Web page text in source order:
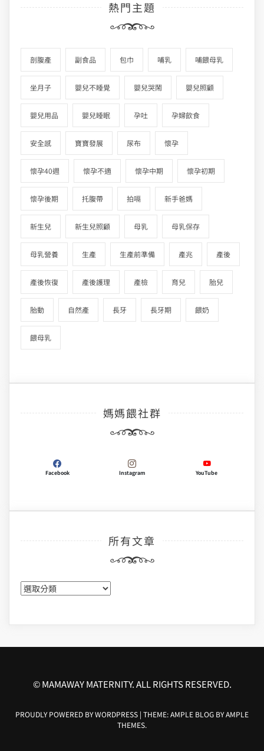
熱門主題
剖腹產 副食品 包巾 哺乳 哺餵母乳
坐月子 嬰兒不睡覺 嬰兒哭鬧 嬰兒照顧
嬰兒用品 嬰兒睡眠 孕吐 孕婦飲食
安全感 寶寶發展 尿布 懷孕
懷孕40週 懷孕不適 懷孕中期 懷孕初期
懷孕後期 托腹帶 拍嗝 新手爸媽
新生兒 新生兒照顧 母乳 母乳保存
母乳營養 生產 生產前準備 產兆 產後
產後恢復 產後護理 產檢 育兒 胎兒
胎動 自然產 長牙 長牙期 餵奶
餵母乳
媽媽餵社群
Facebook Instagram YouTube
所有文章
所
有
章
© MAMAWAY MATERNITY. ALL RIGHTS RESERVED.
PROUDLY POWERED BY WORDPRESS | THEME: AMPLE BLOG BYAMPLE
THEMES.